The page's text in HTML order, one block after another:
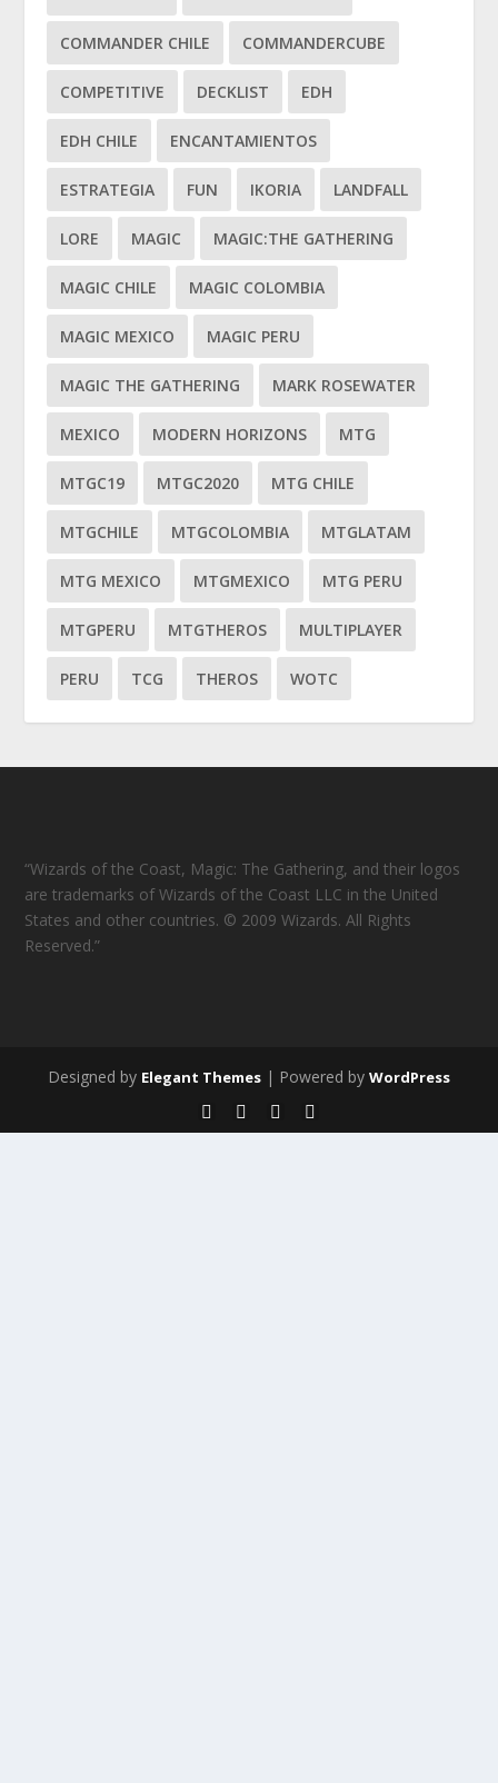
COMMANDER CHILE COMMANDERCUBE
COMPETITIVE DECKLIST EDH
EDH CHILE ENCANTAMIENTOS
ESTRATEGIA FUN IKORIA LANDFALL
LORE MAGIC MAGIC:THE GATHERING
MAGIC CHILE MAGIC COLOMBIA
MAGIC MEXICO MAGIC PERU
MAGIC THE GATHERING MARK ROSEWATER
MEXICO MODERN HORIZONS MTG
MTGC19 MTGC2020 MTG CHILE
MTGCHILE MTGCOLOMBIA MTGLATAM
MTG MEXICO MTGMEXICO MTG PERU
MTGPERU MTGTHEROS MULTIPLAYER
PERU TCG THEROS WOTC
“Wizards of the Coast, Magic: The Gathering, and their logos
are trademarks of Wizards of the Coast LLC in the United
States and other countries. © 2009 Wizards. All Rights
Reserved.”
Designed by Elegant Themes | Powered by WordPress